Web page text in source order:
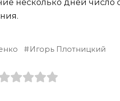
несколько дней число
Игорь Плотницкий